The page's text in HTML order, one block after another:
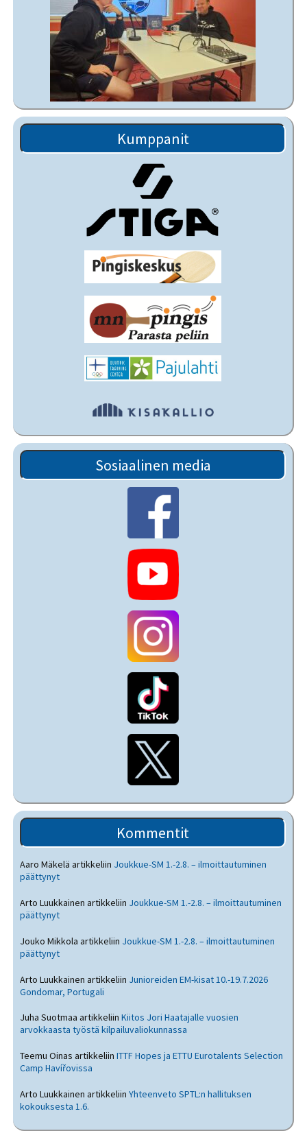
Kumppanit
Sosiaalinen media
Kommentit
Aaro Mäkelä artikkeliin Joukkue-SM 1.-2.8. – ilmoittautuminen
päättynyt
Arto Luukkainen artikkeliin Joukkue-SM 1.-2.8. – ilmoittautuminen
päättynyt
Jouko Mikkola artikkeliin Joukkue-SM 1.-2.8. – ilmoittautuminen
päättynyt
Arto Luukkainen artikkeliin Junioreiden EM-kisat 10.-19.7.2026
Gondomar, Portugali
Juha Suotmaa artikkeliinKiitos Jori Haatajalle vuosien
arvokkaasta työstä kilpailuvaliokunnassa
Teemu Oinas artikkeliinITTF Hopes ja ETTU Eurotalents Selection
Camp Havířovissa
Arto Luukkainen artikkeliinYhteenveto SPTL:n hallituksen
kokouksesta 1.6.